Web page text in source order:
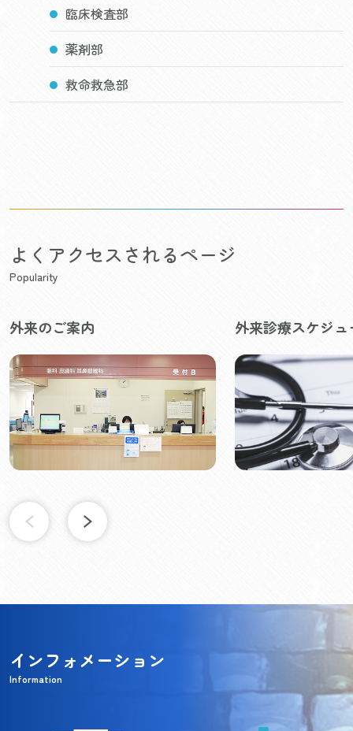
臨床検査部
薬剤部
救命救急部
よくアクセスされるページ
Popularity
外来のご案内 外来診療スケジュ
インフォメーション
Information